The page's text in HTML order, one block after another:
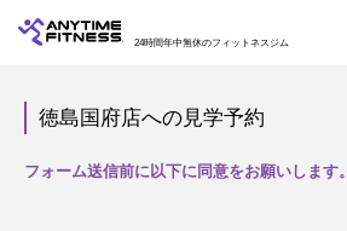
24時間年中無休のフィットネスジム
徳島国府店への見学予約
フォーム送信前に以下に同意をお願いします。